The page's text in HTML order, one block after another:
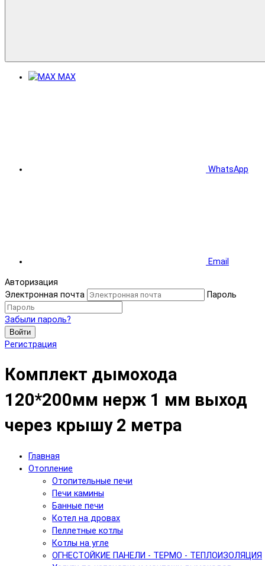
MAX
WhatsApp
Email
Авторизация
Электронная почта
Пароль
Забыли пароль?
Войти
Регистрация
Комплект дымохода
120*200мм нерж 1 мм выход
через крышу 2 метра
Главная
Отопление
Отопительные печи
Печи камины
Банные печи
Котел на дровах
Пеллетные котлы
Котлы на угле
ОГНЕСТОЙКИЕ ПАНЕЛИ - ТЕРМО - ТЕПЛОИЗОЛЯЦИЯ